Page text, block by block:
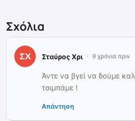
Σχόλια
Σταύρος Χρι 9 χρόνια πριν
Άντε να βγεί να δούμε
τσιμπάμε !
Απάντηση